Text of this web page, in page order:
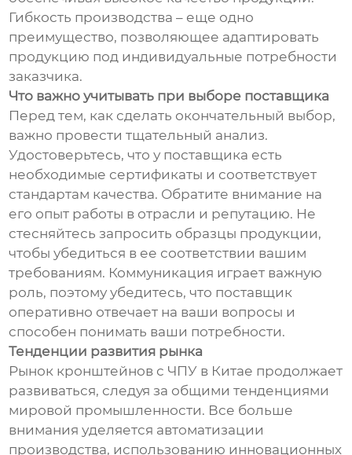
Гибкость производства – еще одно
преимущество, позволяющее адаптировать
продукцию под индивидуальные потребности
заказчика.
Что важно учитывать при выборе поставщика
Перед тем, как сделать окончательный выбор,
важно провести тщательный анализ.
Удостоверьтесь, что у поставщика есть
необходимые сертификаты и соответствует
стандартам качества. Обратите внимание на
его опыт работы в отрасли и репутацию. Не
стесняйтесь запросить образцы продукции,
чтобы убедиться в ее соответствии вашим
требованиям. Коммуникация играет важную
роль, поэтому убедитесь, что поставщик
оперативно отвечает на ваши вопросы и
способен понимать ваши потребности.
Тенденции развития рынка
Рынок кронштейнов с ЧПУ в Китае продолжает
развиваться, следуя за общими тенденциями
мировой промышленности. Все больше
внимания уделяется автоматизации
производства, использованию инновационных